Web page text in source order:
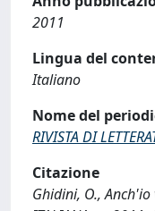
2011
Lingua del
Italiano
Nome del
RIVISTA DI
Citazione
Ghidini, O.,